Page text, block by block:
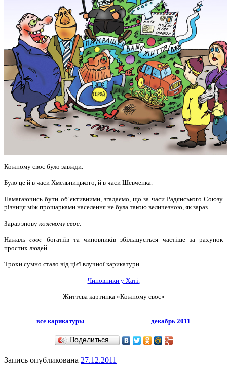
Кожному своє було завжди.
Було це й в часи Хмельницького, й в часи Шевченка.
Намагаючись бути об’єктивними, згадаємо, що за часи Радянського Союзу
різниця між прошарками населення не була такою величезною, як зараз…
Зараз знову кожному своє.
Нажальсвоє богатіїв та чиновників збільшується частіше за рахунок
простих людей…
Трохи сумно стало від цієї влучної карикатури.
Чиновники у Хаті.
Життєва картинка «Кожному своє»
все карикатуры декабрь 2011
Поделиться…
Запись опубликована 27.12.2011